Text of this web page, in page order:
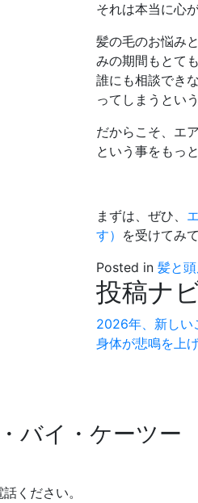
それは本当に心
髪の毛のお悩み
みの期間もとて
誰にも相談でき
ってしまうとい
だからこそ、エ
という事をもっ
まずは、ぜひ、
す） を受けてみ
Posted in 髪と
投稿ナ
2026年、新しい
身体が悲鳴を上
バイ・ケーツー
ください。